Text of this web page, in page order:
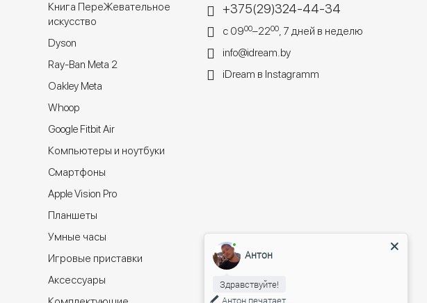
Книга ПереЖевательное
искусство
Dyson
Ray-Ban Meta 2
Oakley Meta
Whoop
Google Fitbit Air
Компьютеры и ноутбуки
Cмартфоны
Apple Vision Pro
Планшеты
Умные часы
Игровые приставки
Аксессуары
+375(29)324-44-34
с 0900–2200, 7 дней в неделю
info@idream.by
iDream в Instagramm
Антон
Здравствуйте!
Антон печатает...